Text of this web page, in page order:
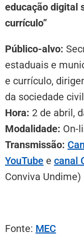
educação digital
currículo”
Público-alvo:
estaduais e
e currículo,
da sociedade
Hora: 2 de abril,
Modalidade: On-
Transmissão:
YouTube e canal
Conviva Undime)
Fonte: MEC